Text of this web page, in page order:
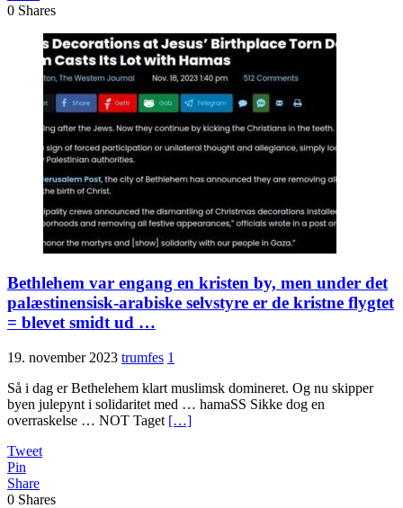
0 Shares
Bethlehem var engang en kristen by, men under det
palæstinensisk-arabiske selvstyre er de kristne flygtet
= blevet smidt ud …
19. november 2023 trumfes 1
Så i dag er Bethelehem klart muslimsk domineret. Og nu skipper
byen julepynt i solidaritet med … hamaSS Sikke dog en
overraskelse … NOT Taget […]
Tweet
Pin
Share
0 Shares